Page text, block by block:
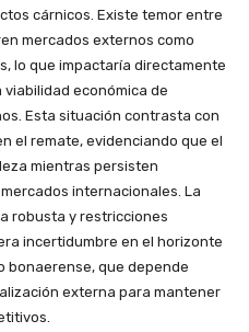
cárnicos. Existe temor entre
mercados externos como
lo que impactaría directamente
económica de
Esta situación contrasta con
el remate, evidenciando que el
mientras persisten
internacionales. La
robusta y restricciones
incertidumbre en el horizonte
bonaerense, que depende
externa para mantener